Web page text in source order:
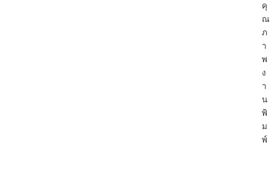
คุ
ณ
ภ
า
พ
ง
า
น
พิ
ม
พ์